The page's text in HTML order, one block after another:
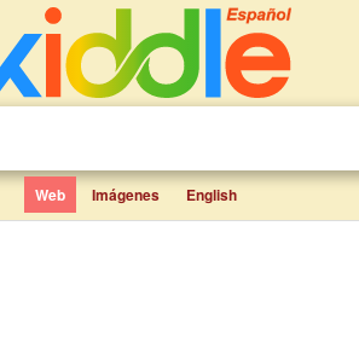
Web Imágenes English